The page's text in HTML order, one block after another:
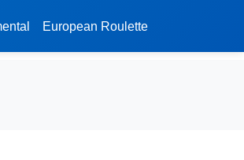
European Roulette